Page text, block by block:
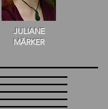
JULIANE
MÄRKER